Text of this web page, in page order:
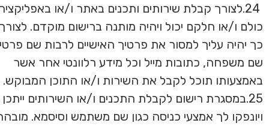
24.לצורך קבלת שירותים ותכנים באתר ו/או באפליקציה
כולם ו/או חלקם יכול ויהיה מותנה ברישום מוקדם. לצורך
כך יהיה עליך למסור את פרטיך האישיים לרבות שם פרטי,
שם משפחה, כתובות מייל וכל מידע רלוונטי אחר אשר
באמצעותו תוכל לקבל את השירות ו/או התוכן המבוקש.
25.במסגרת רישום לקבלת התכנים ו/או השירותים ייתכן
ויונפקו לך אמצעי כניסה כגון שם משתמש וסיסמא. מובהר